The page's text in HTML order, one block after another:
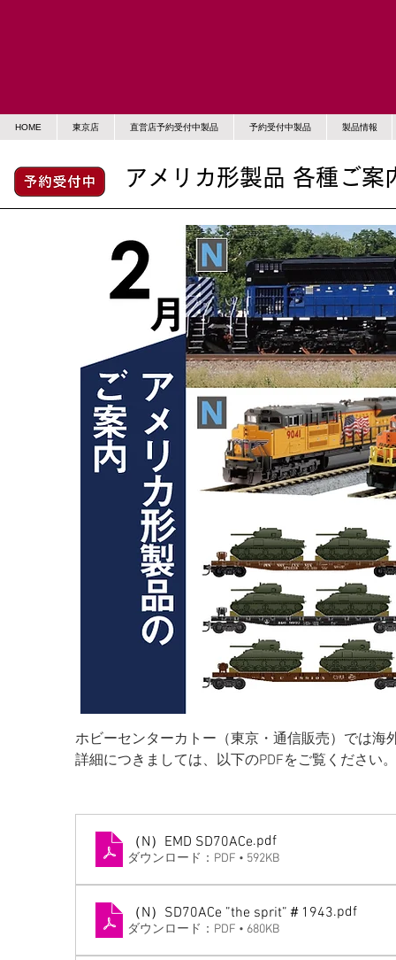
HOME 東京店 直営店予約受付中製品 予約受付中製品 製品情報
アメリカ形製品 各種ご
ホビーセンターカトー（東京・通信販売）では海
詳細につきましては、以下のPDFをご覧ください。
（N）EMD SD70ACe.pdf
ダウンロード：PDF • 592KB
（N）SD70ACe ”the sprit”＃1943.pdf
ダウンロード：PDF • 680KB